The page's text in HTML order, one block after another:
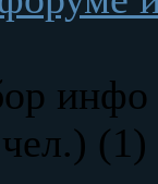
инфо
(1)